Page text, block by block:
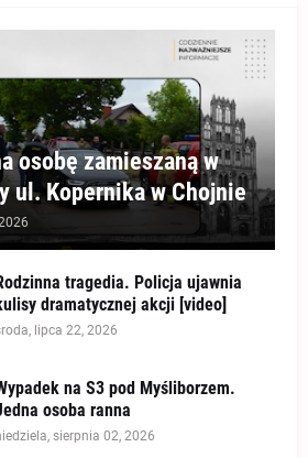
osobę zamieszaną w
ul. Kopernika w Chojnie
tragedia. Policja ujawnia
dramatycznej akcji [video]
lipca 22, 2026
na S3 pod Myśliborzem.
osoba ranna
sierpnia 02, 2026